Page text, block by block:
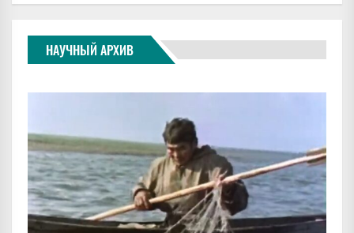
НАУЧНЫЙ АРХИВ